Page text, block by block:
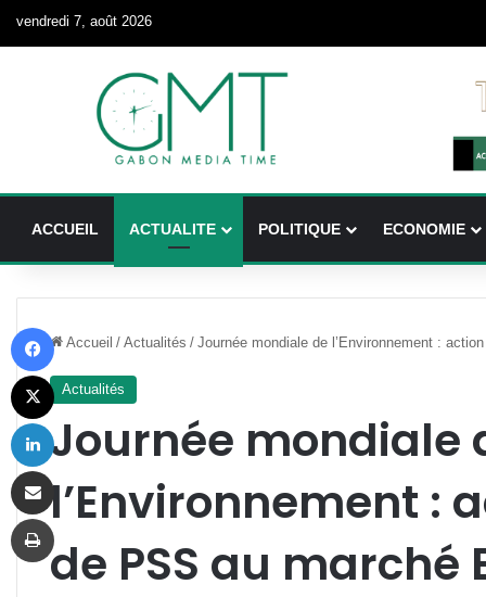
vendredi 7, août 2026
ACCUEIL ACTUALITE POLITIQUE ECONOMIE
Accueil / Actualités / Journée mondiale de l’Environnement :
Actualités
Journée mondiale
l’Environnement :
de PSS au marché
X
Linkedin
Imprimer